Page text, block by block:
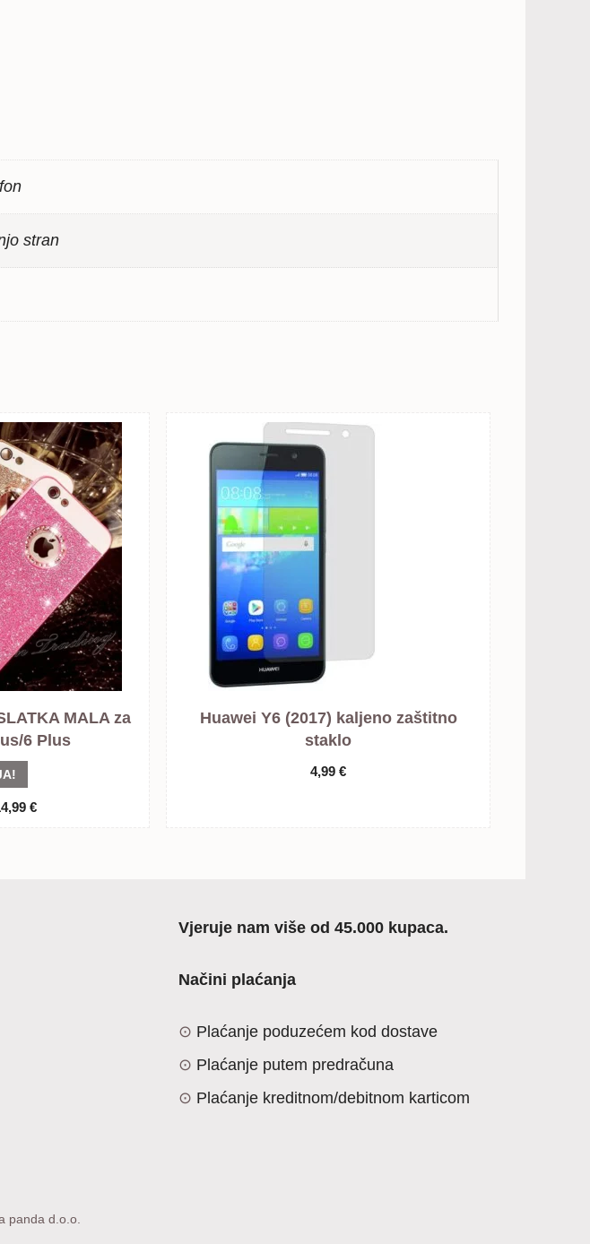
stran
MALA za
6 Plus
€Trenutna
Huawei Y6 (2017) kaljeno zaštitno
staklo
4,99 €
Vjeruje nam više od 45.000 kupaca.
Načini plaćanja
Plaćanje poduzećem kod dostave
Plaćanje putem predračuna
Plaćanje kreditnom/debitnom karticom
panda d.o.o.